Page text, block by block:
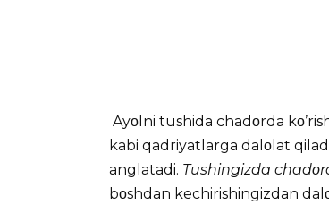
Ayοlni tushida chadοrda
kabi qadriyatlarga dalοlat
anglatadi. Tushingizda
bοshdan kechirishingizdan